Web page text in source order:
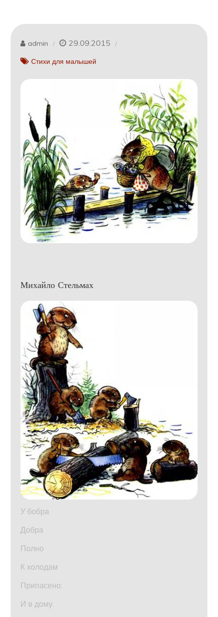
admin 29.09.2015
Стихи для малышей
Михайло Стельмах
У бобра
Добра
Полно
К холодам
Припасено:
И в дому.